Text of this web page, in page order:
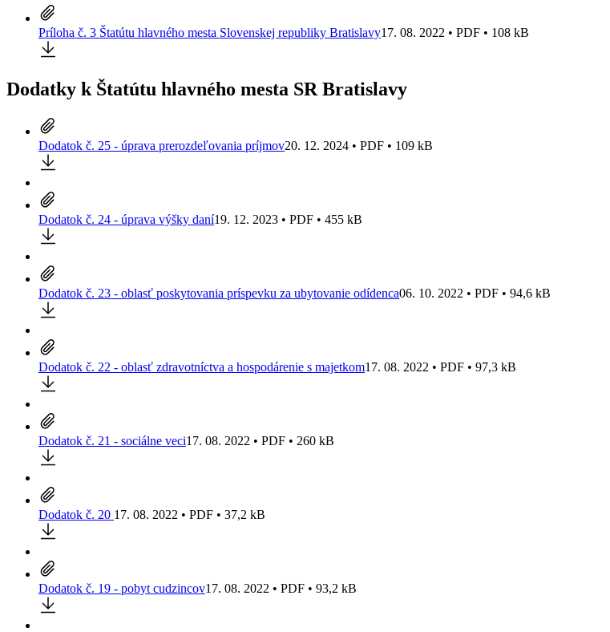
Príloha č. 3 Štatútu hlavného mesta Slovenskej republiky Bratislavy17. 08. 2022 • PDF • 108 kB
Dodatky k Štatútu hlavného mesta SR Bratislavy
Dodatok č. 25 - úprava prerozdeľovania príjmov20. 12. 2024 • PDF • 109 kB
Dodatok č. 24 - úprava výšky daní19. 12. 2023 • PDF • 455 kB
Dodatok č. 23 - oblasť poskytovania príspevku za ubytovanie odídenca06. 10. 2022 • PDF • 94,6 kB
Dodatok č. 22 - oblasť zdravotníctva a hospodárenie s majetkom17. 08. 2022 • PDF • 97,3 kB
Dodatok č. 21 - sociálne veci17. 08. 2022 • PDF • 260 kB
Dodatok č. 20 17. 08. 2022 • PDF • 37,2 kB
Dodatok č. 19 - pobyt cudzincov17. 08. 2022 • PDF • 93,2 kB